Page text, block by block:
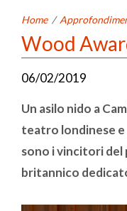
Home /
Wood
06/02/2019
Un asilo nido a
teatro londinese e
sono i vincitori
britannico